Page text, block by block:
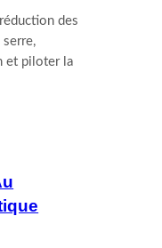
des
et piloter la